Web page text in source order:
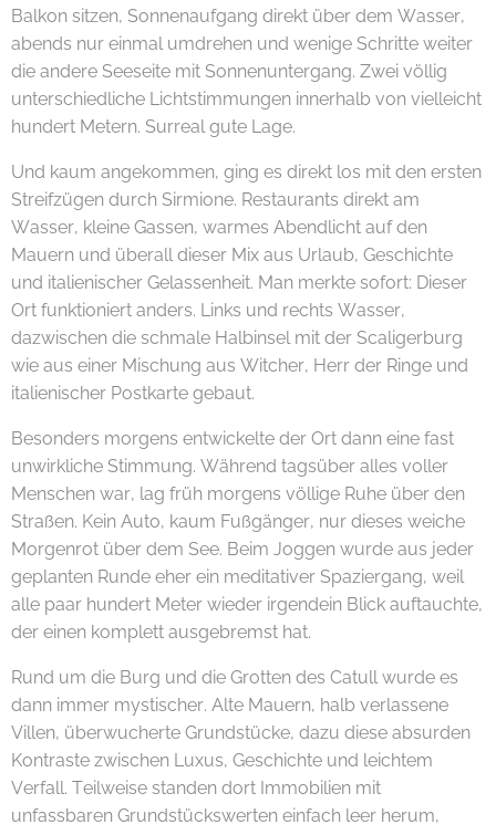
Balkon sitzen, Sonnenaufgang direkt über dem Wasser,
abends nur einmal umdrehen und wenige Schritte weiter
die andere Seeseite mit Sonnenuntergang. Zwei völlig
unterschiedliche Lichtstimmungen innerhalb von vielleicht
hundert Metern. Surreal gute Lage.
Und kaum angekommen, ging es direkt los mit den ersten
Streifzügen durch Sirmione. Restaurants direkt am
Wasser, kleine Gassen, warmes Abendlicht auf den
Mauern und überall dieser Mix aus Urlaub, Geschichte
und italienischer Gelassenheit. Man merkte sofort: Dieser
Ort funktioniert anders. Links und rechts Wasser,
dazwischen die schmale Halbinsel mit der Scaligerburg
wie aus einer Mischung aus Witcher, Herr der Ringe und
italienischer Postkarte gebaut. 😄🏰
Besonders morgens entwickelte der Ort dann eine fast
unwirkliche Stimmung. Während tagsüber alles voller
Menschen war, lag früh morgens völlige Ruhe über den
Straßen. Kein Auto, kaum Fußgänger, nur dieses weiche
Morgenrot über dem See. Beim Joggen wurde aus jeder
geplanten Runde eher ein meditativer Spaziergang, weil
alle paar hundert Meter wieder irgendein Blick auftauchte,
der einen komplett ausgebremst hat. 😊✨
Rund um die Burg und die Grotten des Catull wurde es
dann immer mystischer. Alte Mauern, halb verlassene
Villen, überwucherte Grundstücke, dazu diese absurden
Kontraste zwischen Luxus, Geschichte und leichtem
Verfall. Teilweise standen dort Immobilien mit
unfassbaren Grundstückswerten einfach leer herum,